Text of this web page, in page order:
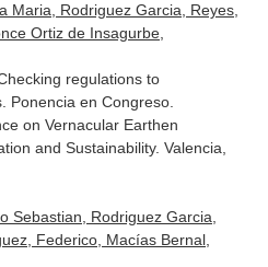
Maria, Rodriguez Garcia, Reyes,
Ortiz de Insagurbe,
regulations to
Ponencia en Congreso.
on Vernacular Earthen
and Sustainability. Valencia,
Sebastian, Rodriguez Garcia,
Federico, Macías Bernal,